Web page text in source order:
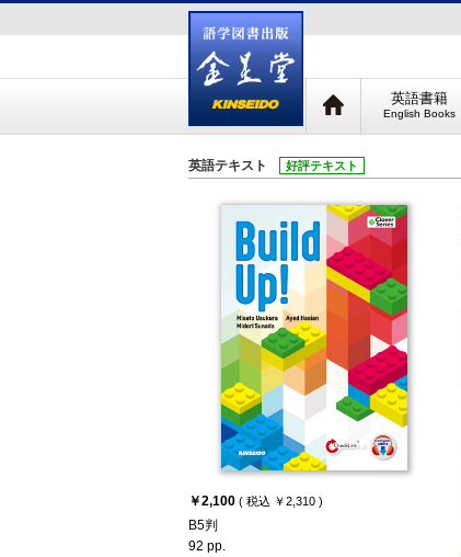
英語書籍
英語テキスト 好評テキスト
￥2,100 ( 税込 ￥2,310 )
B5判
92 pp.